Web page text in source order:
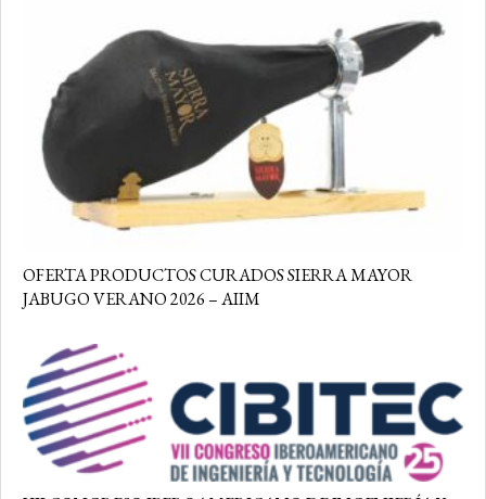
OFERTA PRODUCTOS CURADOS SIERRA MAYOR
JABUGO VERANO 2026 – AIIM